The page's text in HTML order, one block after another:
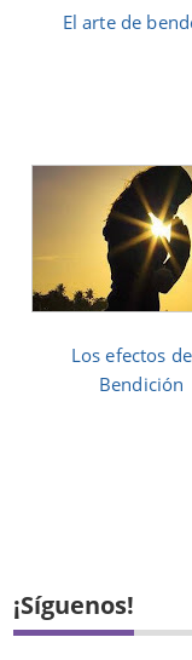
El arte de
Los efectos
Bendición
¡Síguenos!